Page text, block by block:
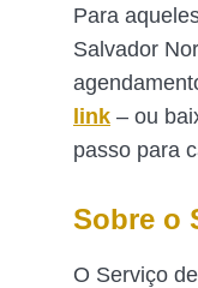
Para
Salvador
link – ou
passo para
Sobre o
O Serviço